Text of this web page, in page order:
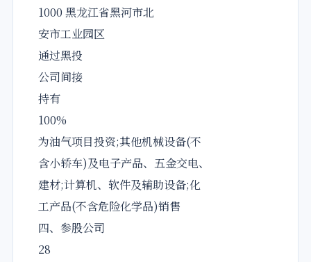
1000 黑龙江省黑河市北
安市工业园区
通过黑投
公司间接
持有
100%
为油气项目投资;其他机械设备(不
含小轿车)及电子产品、五金交电、
建材;计算机、软件及辅助设备;化
工产品(不含危险化学品)销售
四、参股公司
28